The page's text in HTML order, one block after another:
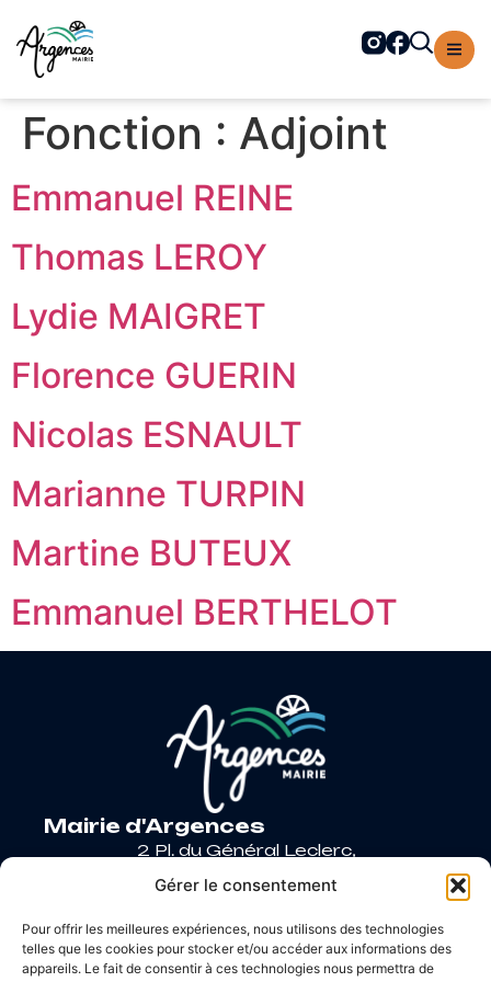
Gérer le consentement
Pour offrir les meilleures expériences, nous utilisons des technologies
telles que les cookies pour stocker et/ou accéder aux informations des
appareils. Le fait de consentir à ces technologies nous permettra de
principal
Fonction : Adjoint
Emmanuel REINE
Thomas LEROY
Lydie MAIGRET
Florence GUERIN
Nicolas ESNAULT
Marianne TURPIN
Martine BUTEUX
Emmanuel BERTHELOT
Mairie d'Argences
2 Pl. du Général Leclerc,
14370 Argences
Nous contacter
Horaires d’ouverture